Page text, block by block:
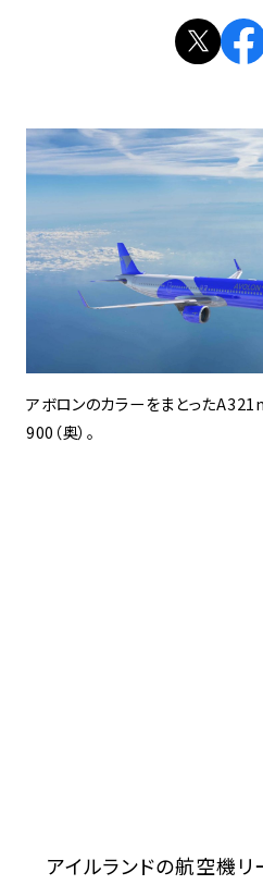
アボロンのカラーをまとった
900（奥）。
アイルランドの航空機リ